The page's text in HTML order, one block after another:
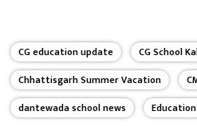
CG education update CG School
Chhattisgarh Summer Vacation
dantewada school news